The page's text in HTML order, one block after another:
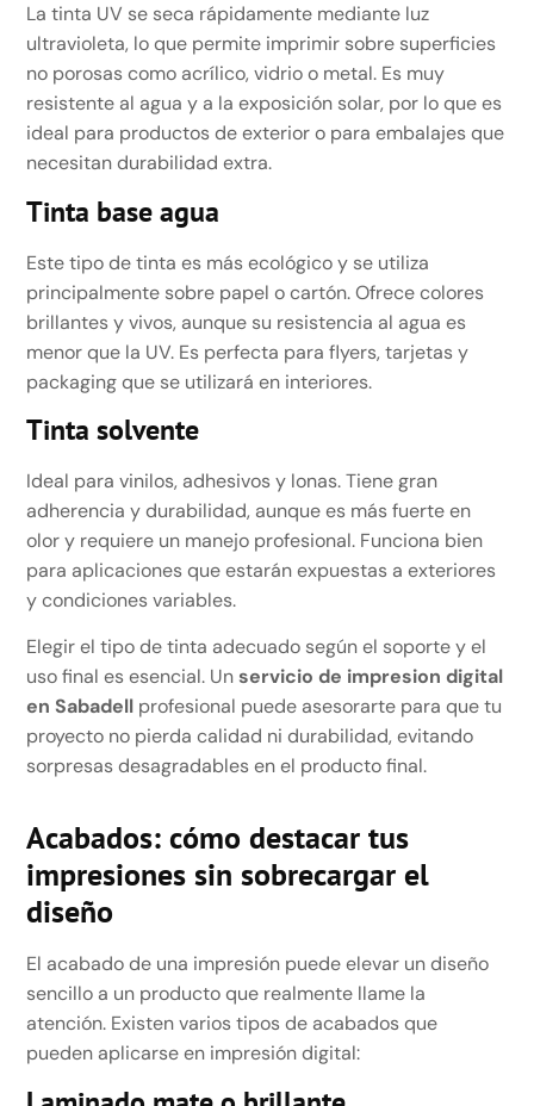
La tinta UV se seca rápidamente mediante luz
ultravioleta, lo que permite imprimir sobre superficies
no porosas como acrílico, vidrio o metal. Es muy
resistente al agua y a la exposición solar, por lo que es
ideal para productos de exterior o para embalajes que
necesitan durabilidad extra.
Tinta base agua
Este tipo de tinta es más ecológico y se utiliza
principalmente sobre papel o cartón. Ofrece colores
brillantes y vivos, aunque su resistencia al agua es
menor que la UV. Es perfecta para flyers, tarjetas y
packaging que se utilizará en interiores.
Tinta solvente
Ideal para vinilos, adhesivos y lonas. Tiene gran
adherencia y durabilidad, aunque es más fuerte en
olor y requiere un manejo profesional. Funciona bien
para aplicaciones que estarán expuestas a exteriores
y condiciones variables.
Elegir el tipo de tinta adecuado según el soporte y el
uso final es esencial. Unservicio de impresion digital
en Sabadell profesional puede asesorarte para que tu
proyecto no pierda calidad ni durabilidad, evitando
sorpresas desagradables en el producto final.
Acabados: cómo destacar tus
impresiones sin sobrecargar el
diseño
El acabado de una impresión puede elevar un diseño
sencillo a un producto que realmente llame la
atención. Existen varios tipos de acabados que
pueden aplicarse en impresión digital: